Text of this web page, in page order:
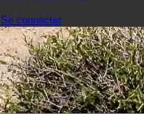
Se connecter